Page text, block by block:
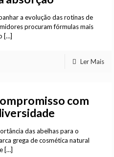
a evolução das rotinas de
procuram fórmulas mais
[…]
Ler Mais
com
das abelhas para o
grega de cosmética natural
[…]